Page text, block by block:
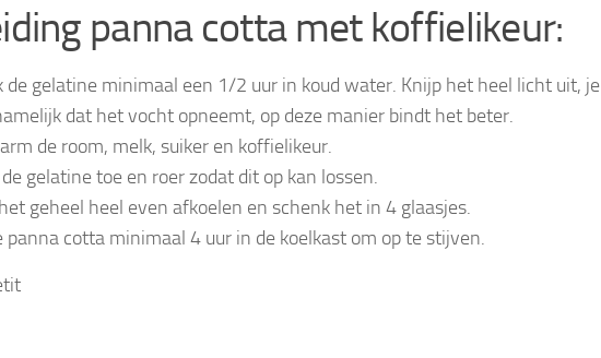
panna cotta met koffielikeur:
de gelatine minimaal een 1/2 uur in koud water. Knijp het heel licht uit, je
dat het vocht opneemt, op deze manier bindt het beter.
de room, melk, suiker en koffielikeur.
gelatine toe en roer zodat dit op kan lossen.
geheel heel even afkoelen en schenk het in 4 glaasjes.
panna cotta minimaal 4 uur in de koelkast om op te stijven.